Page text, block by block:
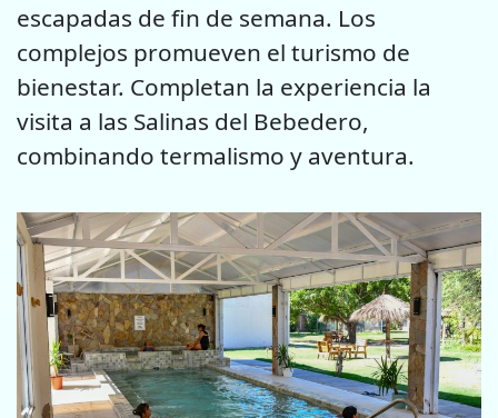
escapadas de fin de semana. Los
complejos promueven el turismo de
bienestar. Completan la experiencia la
visita a las Salinas del Bebedero,
combinando termalismo y aventura.